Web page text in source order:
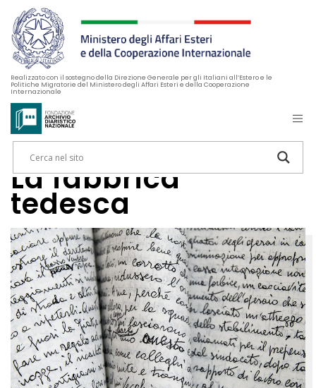
Realizzato con il sostegno della Direzione Generale per gli Italiani all’Estero e le
Politiche Migratorie del Ministero degli Affari Esteri e della Cooperazione
Internazionale
La fabbrica
tedesca